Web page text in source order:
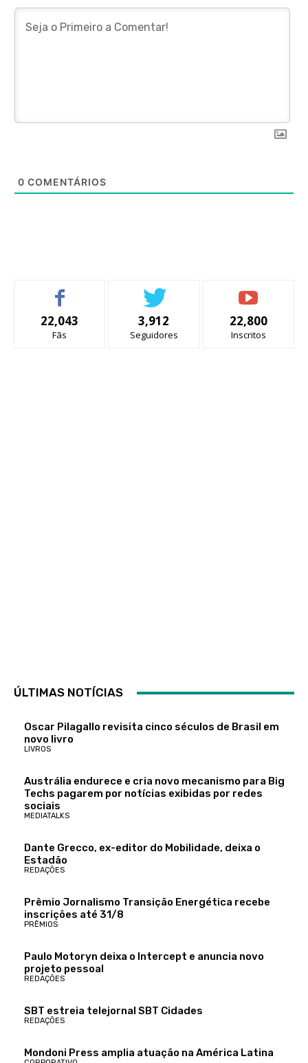
0 COMENTÁRIOS
22,043
Fãs
3,912
Seguidores
22,800
Inscritos
ÚLTIMAS NOTÍCIAS
Oscar Pilagallo revisita cinco séculos de Brasil em
novo livro
LIVROS
Austrália endurece e cria novo mecanismo para Big
Techs pagarem por notícias exibidas por redes
sociais
MEDIATALKS
Dante Grecco, ex-editor do Mobilidade, deixa o
Estadão
REDAÇÕES
Prêmio Jornalismo Transição Energética recebe
inscrições até 31/8
PRÊMIOS
Paulo Motoryn deixa o Intercept e anuncia novo
projeto pessoal
REDAÇÕES
SBT estreia telejornal SBT Cidades
REDAÇÕES
Mondoni Press amplia atuação na América Latina